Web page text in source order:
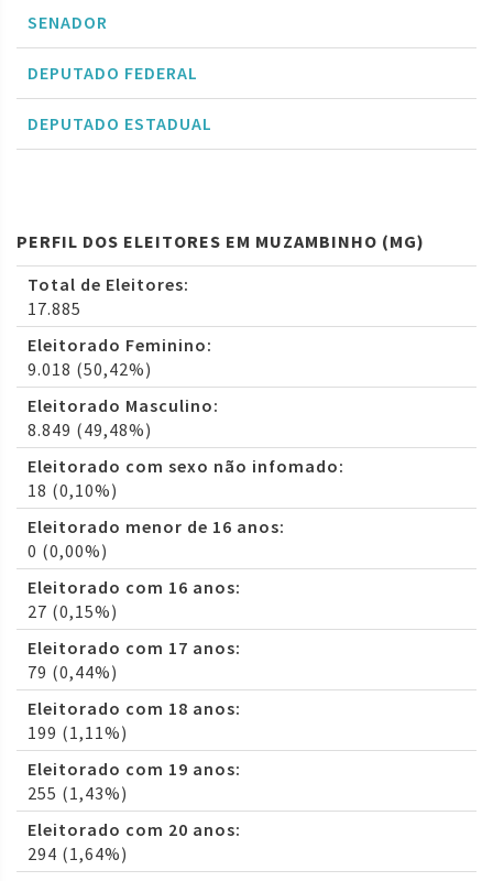
SENADOR
DEPUTADO FEDERAL
DEPUTADO ESTADUAL
PERFIL DOS ELEITORES EM MUZAMBINHO (MG)
Total de Eleitores:
17.885
Eleitorado Feminino:
9.018 (50,42%)
Eleitorado Masculino:
8.849 (49,48%)
Eleitorado com sexo não infomado:
18 (0,10%)
Eleitorado menor de 16 anos:
0 (0,00%)
Eleitorado com 16 anos:
27 (0,15%)
Eleitorado com 17 anos:
79 (0,44%)
Eleitorado com 18 anos:
199 (1,11%)
Eleitorado com 19 anos:
255 (1,43%)
Eleitorado com 20 anos:
294 (1,64%)